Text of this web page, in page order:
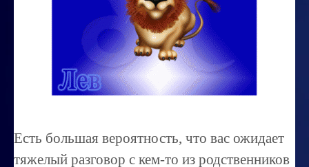
Миссиональность
Королевский гороскоп
Найти идеального партнера
Корректировка характера
Совместимость
Есть большая вероятность, что вас ожидает
тяжелый разговор с кем-то из родственников